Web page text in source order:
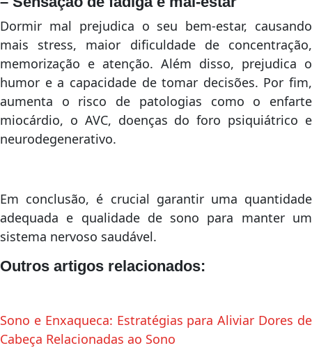
Dormir mal prejudica o seu bem-estar, causando
mais stress, maior dificuldade de concentração,
memorização e atenção. Além disso, prejudica o
humor e a capacidade de tomar decisões. Por fim,
aumenta o risco de patologias como o enfarte
miocárdio, o AVC, doenças do foro psiquiátrico e
neurodegenerativo.
Em conclusão, é crucial garantir uma quantidade
adequada e qualidade de sono para manter um
sistema nervoso saudável.
Outros artigos relacionados:
Sono e Enxaqueca: Estratégias para Aliviar Dores de
Cabeça Relacionadas ao Sono